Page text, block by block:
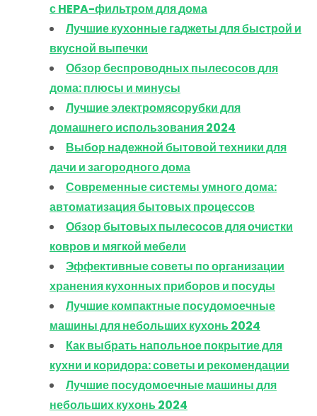
с HEPA-фильтром для дома
Лучшие кухонные гаджеты для быстрой и
вкусной выпечки
Обзор беспроводных пылесосов для
дома: плюсы и минусы
Лучшие электромясорубки для
домашнего использования 2024
Выбор надежной бытовой техники для
дачи и загородного дома
Современные системы умного дома:
автоматизация бытовых процессов
Обзор бытовых пылесосов для очистки
ковров и мягкой мебели
Эффективные советы по организации
хранения кухонных приборов и посуды
Лучшие компактные посудомоечные
машины для небольших кухонь 2024
Как выбрать напольное покрытие для
кухни и коридора: советы и рекомендации
Лучшие посудомоечные машины для
небольших кухонь 2024